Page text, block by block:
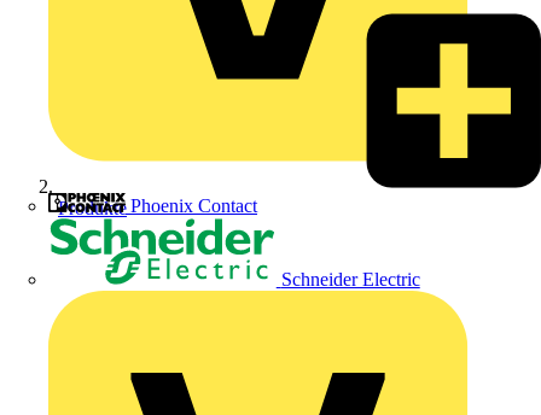
Phoenix Contact
Schneider Electric
Produkte